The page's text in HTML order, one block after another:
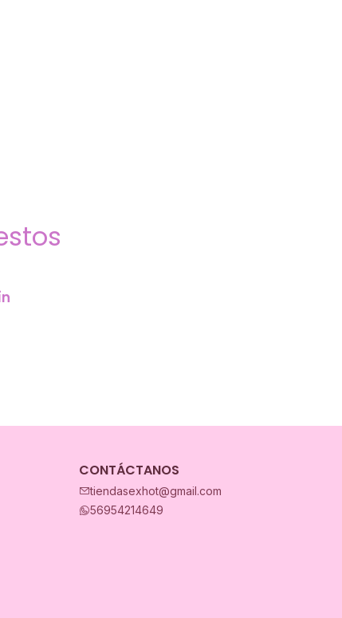
CONTÁCTANOS
tiendasexhot@gmail.com
56954214649